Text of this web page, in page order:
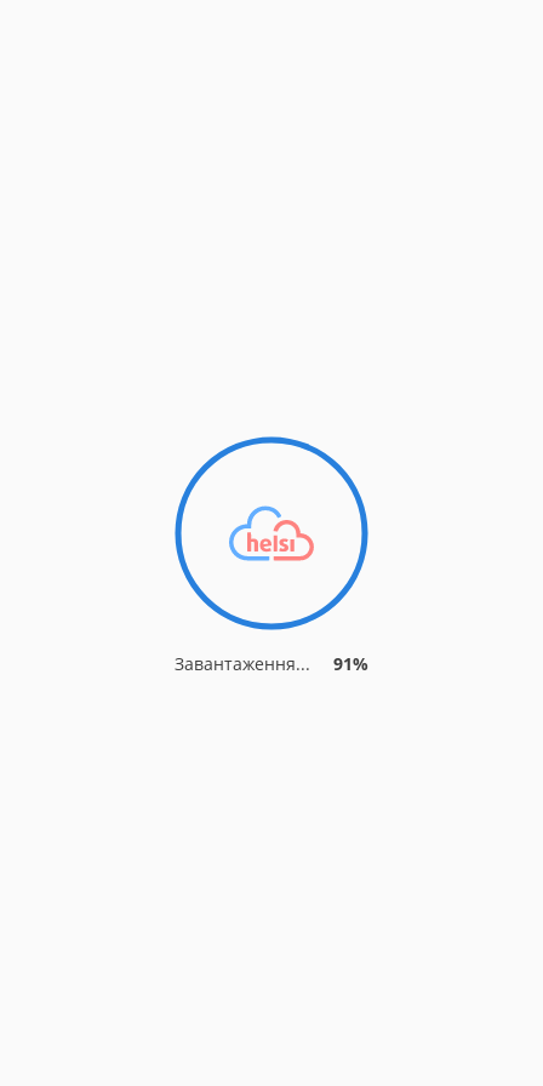
Завантаження... 91%